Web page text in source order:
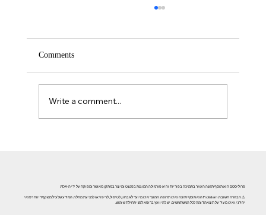
Comments
Write a comment...
פרוליסטם הוא תוסף תזונה העוזר בתמיכה בפוריות והיא פורמולה המוגנת בפטנט ומיוצר במתקן מאושר ומפוקח על ידי ה-FDA.
⚠️ הבהרה חשובה: Prolistem הוא תוסף תזונה ואינו תרופה. המוצר אינו מיועד לאבחון, לטיפול, לריפוי או למניעת מחלה. המידע שלעיל משקף דיווח רפואי
יחידני, ואינו מעיד על תוצאה דומה לכל המשתמשים. יש להיוועץ ברופא לפני תחילת שימוש.